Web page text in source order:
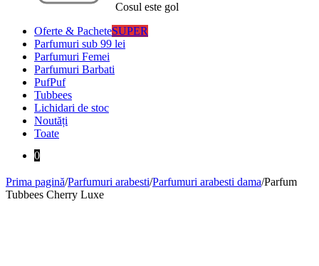
Cosul este gol
Oferte & PacheteSUPER
Parfumuri sub 99 lei
Parfumuri Femei
Parfumuri Barbati
PufPuf
Tubbees
Lichidari de stoc
Noutăți
Toate
0
Prima pagină/Parfumuri arabesti/Parfumuri arabesti dama/Parfum
Tubbees Cherry Luxe